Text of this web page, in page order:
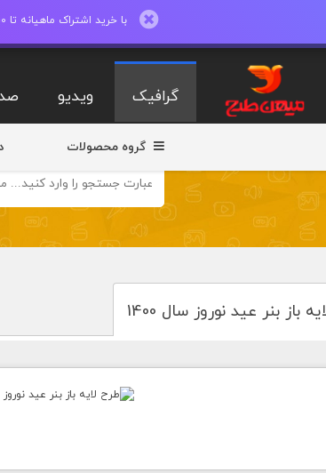
با خرید اشتراک ماهیانه تا 600 طرح لایه باز، وکتور، عکس، فایل های ویدیو وصدا دانلود کنید.
گرافیک ویدیو
گروه محصولات
باز بنر عید نوروز سال 1400